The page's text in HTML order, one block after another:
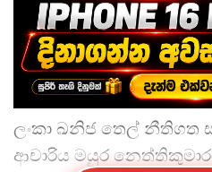
ලංකා ඛනිජ තෙල් නීතිගත
ආචාරිය මයුර